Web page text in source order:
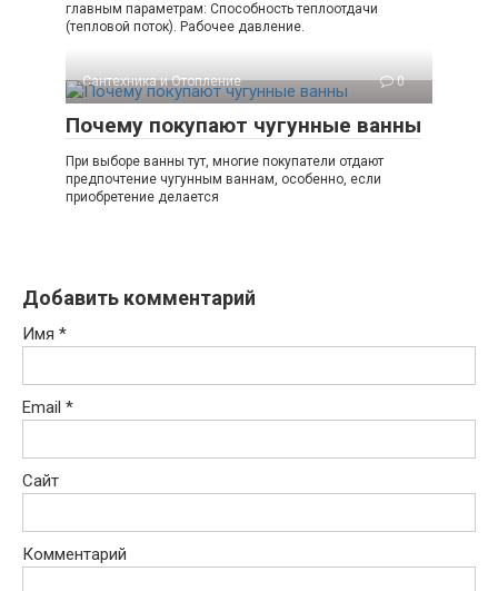
главным параметрам: Способность теплоотдачи
(тепловой поток). Рабочее давление.
Сантехника и Отопление 0
Почему покупают чугунные ванны
При выборе ванны тут, многие покупатели отдают
предпочтение чугунным ваннам, особенно, если
приобретение делается
Добавить комментарий
Имя *
Email *
Сайт
Комментарий